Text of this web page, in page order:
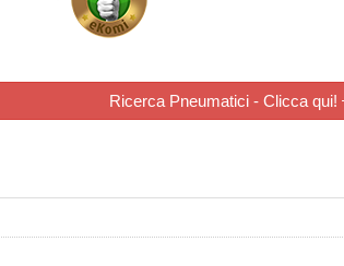
Ricerca Pneumatici - Clicca qui!